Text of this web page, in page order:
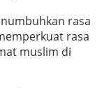
rasa
rasa
muslim di